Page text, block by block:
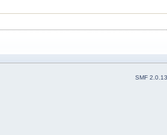
SMF 2.0.13